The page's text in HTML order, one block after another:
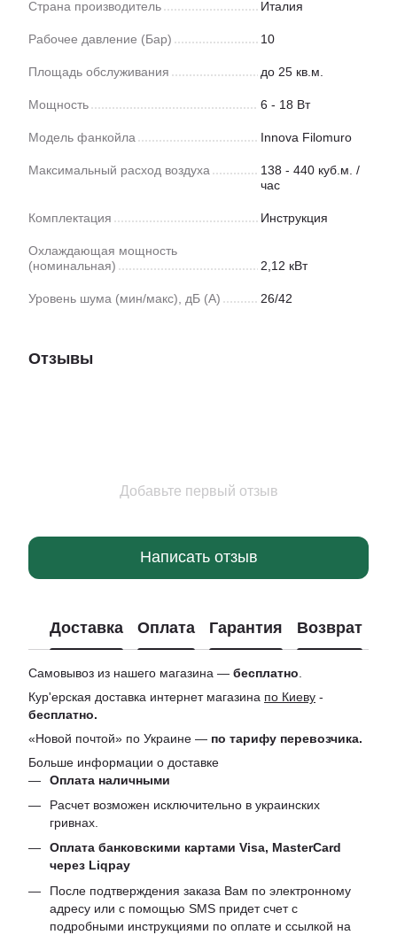
Страна производитель Италия
Рабочее давление (Бар) 10
Площадь обслуживания до 25 кв.м.
Мощность 6 - 18 Вт
Модель фанкойла Innova Filomuro
Максимальный расход воздуха
138 - 440 куб.м. /
час
Комплектация Инструкция
Охлаждающая мощность
(номинальная)
2,12 кВт
Уровень шума (мин/макс), дБ (А) 26/42
Отзывы
Добавьте первый отзыв
Написать отзыв
Доставка Оплата Гарантия Возврат
Самовывоз из нашего магазина — бесплатно
Кур'ерская доставка интернет магазина по Киеву -
бесплатно.
«Новой почтой» по Украине — по тарифу перевозчика.
Больше информации о доставке
Оплата наличными
Расчет возможен исключительно в украинских
гривнах.
Оплата банковскими картами Visa, MasterCard
через Liqpay
После подтверждения заказа Вам по электронному
адресу или с помощью SMS придет счет с
подробными инструкциями по оплате и ссылкой на